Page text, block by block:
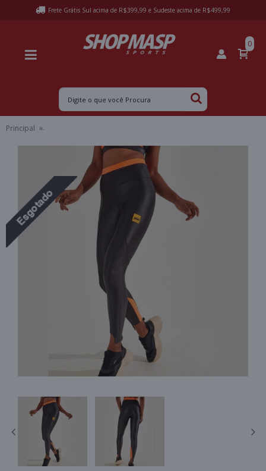
Frete Grátis Sul acima de R$399,99 e Sudeste acima de R$499,99
0
Principal